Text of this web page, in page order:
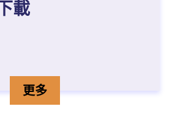
載
行政長官卓越教學獎「開
更多詳情